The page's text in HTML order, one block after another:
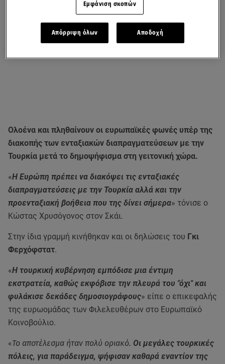
Ολοένα και πληθαίνουν οι ευρωπαϊκές φωνές υπέρ της
διακοπής των ενταξιακών διαπραγματεύσεων με την
Τουρκία μετά το δημοψήφισμα στη γειτονική χώρα.
«Η Ευρώπη πρέπει να διακόψει τις ενταξιακές
διαπραγματεύσεις με την Τουρκία αλλά και την
προενταξιακή βοήθεια που της δίνει σήμερα» τόνισε ο
Κώστας Χρυσόγονος στον Σκάι.
Στην ίδια γραμμή κινήθηκαν και οι δηλώσεις του Γκι
Φερχόφστατ.
«Η τουρκική κυβέρνηση εμπόδισε μια έντιμη
εκστρατεία, καθώς εκφόβισε την πλευρά του "όχι" και
φυλάκισε δεκάδες δημοσιογράφους» είπε ο επικεφαλής
της ευρωομάδας των Φιλελευθέρων στο Ευρωπαϊκό
Κοινοβούλιο.
«Το αποτέλεσμα ήταν πολύ οριακό. Οι μεγάλες τουρκικές
πόλεις, για παράδειγμα, ψήφισαν καθαρά εναντίον της
Εμφάνιση σκοπών
Απόρριψη όλων Αποδοχή